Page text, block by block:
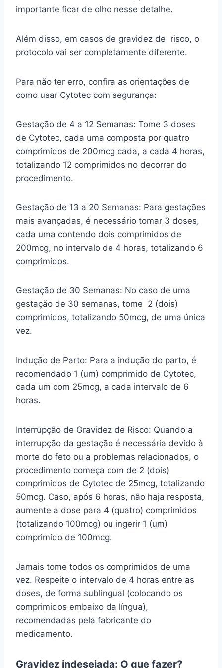
importante ficar de olho nesse detalhe.
Além disso, em casos de gravidez de risco, o
protocolo vai ser completamente diferente.
Para não ter erro, confira as orientações de
como usar Cytotec com segurança:
Gestação de 4 a 12 Semanas: Tome 3 doses
de Cytotec, cada uma composta por quatro
comprimidos de 200mcg cada, a cada 4 horas,
totalizando 12 comprimidos no decorrer do
procedimento.
Gestação de 13 a 20 Semanas: Para gestações
mais avançadas, é necessário tomar 3 doses,
cada uma contendo dois comprimidos de
200mcg, no intervalo de 4 horas, totalizando 6
comprimidos.
Gestação de 30 Semanas: No caso de uma
gestação de 30 semanas, tome 2 (dois)
comprimidos, totalizando 50mcg, de uma única
vez.
Indução de Parto: Para a indução do parto, é
recomendado 1 (um) comprimido de Cytotec,
cada um com 25mcg, a cada intervalo de 6
horas.
Interrupção de Gravidez de Risco: Quando a
interrupção da gestação é necessária devido à
morte do feto ou a problemas relacionados, o
procedimento começa com de 2 (dois)
comprimidos de Cytotec de 25mcg, totalizando
50mcg. Caso, após 6 horas, não haja resposta,
aumente a dose para 4 (quatro) comprimidos
(totalizando 100mcg) ou ingerir 1 (um)
comprimido de 100mcg.
Jamais tome todos os comprimidos de uma
vez. Respeite o intervalo de 4 horas entre as
doses, de forma sublingual (colocando os
comprimidos embaixo da língua),
recomendadas pela fabricante do
medicamento.
Gravidez indesejada: O que fazer?